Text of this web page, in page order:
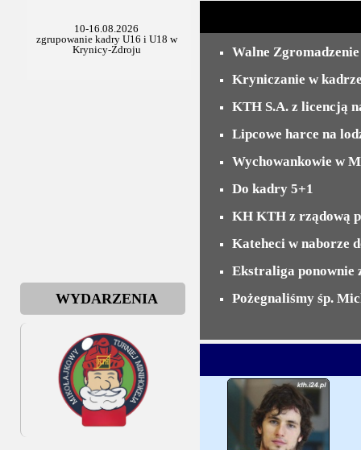
WYDARZENIA
Walne
Kryniczanie w
KTH S.A. z licencją
Lipcowe harce na
Wychowankowie w
Do kadry 5+1
KH KTH z rządową
Kateheci w naborze
Ekstraliga ponownie
Pożegnaliśmy śp.
Komunikat Infinitas
Koniec sezonu
Plan Mistrzostw 2